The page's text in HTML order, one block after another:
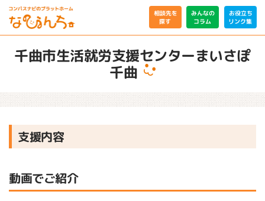
相談先を
探す
みんなの
コラム
お役立ち
リンク集
千曲市生活就労支援センターまいさぽ
千曲
支援内容
動画でご紹介